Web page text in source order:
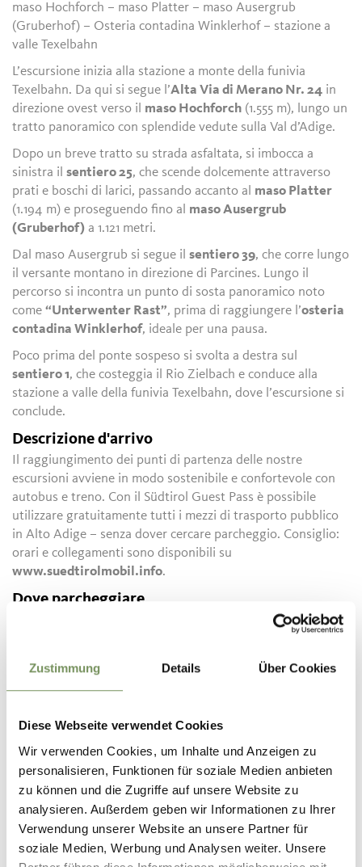
Zustimmung Details Über Cookies
Diese Webseite verwendet Cookies
Wir verwenden Cookies, um Inhalte und Anzeigen zu
personalisieren, Funktionen für soziale Medien anbieten
zu können und die Zugriffe auf unsere Website zu
analysieren. Außerdem geben wir Informationen zu Ihrer
Verwendung unserer Website an unsere Partner für
soziale Medien, Werbung und Analysen weiter. Unsere
maso Hochforch – maso Platter – maso Ausergrub
(Gruberhof) – Osteria contadina Winklerhof – stazione a
valle Texelbahn
L’escursione inizia alla stazione a monte della funivia
Texelbahn. Da qui si segue l’Alta Via di Merano Nr. 24 in
direzione ovest verso il maso Hochforch (1.555 m), lungo un
tratto panoramico con splendide vedute sulla Val d’Adige.
Dopo un breve tratto su strada asfaltata, si imbocca a
sinistra ilsentiero 25, che scende dolcemente attraverso
prati e boschi di larici, passando accanto al maso Platter
(1.194 m) e proseguendo fino al maso Ausergrub
(Gruberhof) a 1.121 metri.
Dal maso Ausergrub si segue ilsentiero 39, che corre lungo
il versante montano in direzione di Parcines. Lungo il
percorso si incontra un punto di sosta panoramico noto
come“Unterwenter Rast”, prima di raggiungere l’osteria
contadina Winklerhof, ideale per una pausa.
Poco prima del ponte sospeso si svolta a destra sul
sentiero 1, che costeggia il Rio Zielbach e conduce alla
stazione a valle della funivia Texelbahn, dove l’escursione si
conclude.
Descrizione d'arrivo
Il raggiungimento dei punti di partenza delle nostre
escursioni avviene in modo sostenibile e confortevole con
autobus e treno. Con il Südtirol Guest Pass è possibile
utilizzare gratuitamente tutti i mezzi di trasporto pubblico
in Alto Adige – senza dover cercare parcheggio. Consiglio:
orari e collegamenti sono disponibili su
www.suedtirolmobil.info.
Dove parcheggiare
A Parcines i parcheggi sono limitati. Per tutelare l’area di
svago e rispettare l’ambiente, consigliamo di utilizzare i
Informazioni
Stato aperto
Durata
2:35 h
Lunghezza 6,2 km
Difficoltà media
Dislivello salita 170 hm